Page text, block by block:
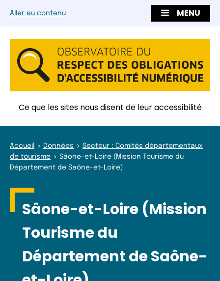
Aller au contenu MENU
Ce que les sites nous disent de leur accessibilité
Accueil Données
Secteur : Comités départementaux
de tourisme
Sâone-et-Loire (Mission Tourisme du
Département de Saône-et-Loire)
Sâone-et-Loire (Mission
Tourisme du
Département de Saône-